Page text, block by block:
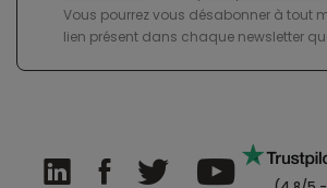
Vous pourrez vous désabonner à tout
lien présent dans chaque newsletter